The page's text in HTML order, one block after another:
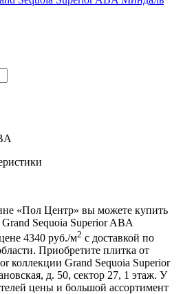
«Пол Центр» вы можете купить
Sequoia Superior ABA
4340 руб./м2 с доставкой по
Приобретите плитка от
коллекции Grand Sequoia Superior
д. 50, сектор 27, 1 этаж. У
цены и большой ассортимент